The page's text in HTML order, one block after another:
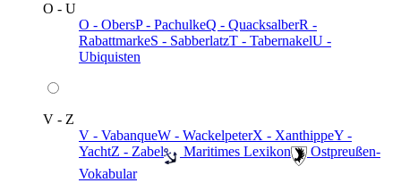
O - U
O - ObersP - PachulkeQ - QuacksalberR -
RabattmarkeS - SabberlatzT - TabernakelU -
Ubiquisten
V - Z
V - VabanqueW - WackelpeterX - XanthippeY -
YachtZ - Zabel ️ Maritimes Lexikon
️ Ostpreußen-
Vokabular